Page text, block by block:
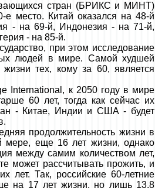
стран (БРИКС и МИНТ)
е место. Китай оказался на 48-й
- на 69-й, Индонезия - на 71-й,
- на 85-й.
при этом исследование
людей в мире. Самой худшей
жизни тех, кому за 60, является
International, к 2050 году в мире
60 лет, тогда как сейчас их
- Китае, Индии и США - будет
продолжительность жизни в
мере, еще 16 лет жизни, однако
между самим количеством лет,
может рассчитывать прожить, и
лет. Так, российские 60-летние
на 17 лет жизни, но лишь 13,8